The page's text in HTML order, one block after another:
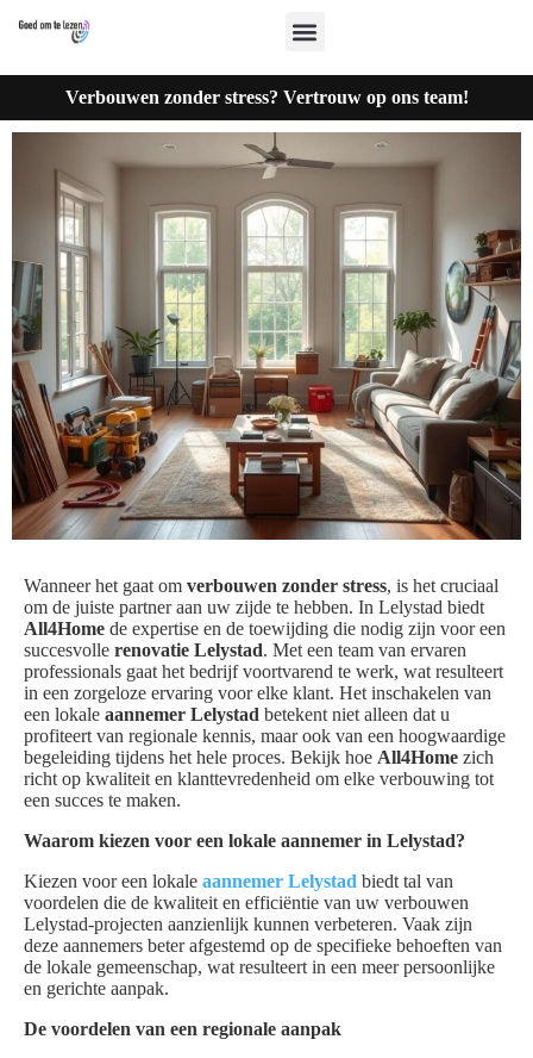
Verbouwen zonder stress? Vertrouw op ons team!
Wanneer het gaat om verbouwen zonder stress, is het cruciaal
om de juiste partner aan uw zijde te hebben. In Lelystad biedt
All4Home de expertise en de toewijding die nodig zijn voor een
succesvolle renovatie Lelystad. Met een team van ervaren
professionals gaat het bedrijf voortvarend te werk, wat resulteert
in een zorgeloze ervaring voor elke klant. Het inschakelen van
een lokale aannemer Lelystad betekent niet alleen dat u
profiteert van regionale kennis, maar ook van een hoogwaardige
begeleiding tijdens het hele proces. Bekijk hoe All4Home zich
richt op kwaliteit en klanttevredenheid om elke verbouwing tot
een succes te maken.
Waarom kiezen voor een lokale aannemer in Lelystad?
Kiezen voor een lokale aannemer Lelystad biedt tal van
voordelen die de kwaliteit en efficiëntie van uw verbouwen
Lelystad-projecten aanzienlijk kunnen verbeteren. Vaak zijn
deze aannemers beter afgestemd op de specifieke behoeften van
de lokale gemeenschap, wat resulteert in een meer persoonlijke
en gerichte aanpak.
De voordelen van een regionale aanpak